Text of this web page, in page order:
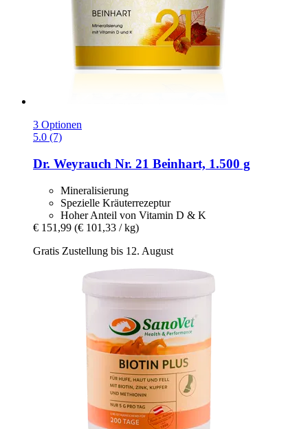
3 Optionen
5.0 (7)
Dr. Weyrauch Nr. 21 Beinhart, 1.500 g
Mineralisierung
Spezielle Kräuterrezeptur
Hoher Anteil von Vitamin D & K
€ 151,99 (€ 101,33 / kg)
Gratis Zustellung bis 12. August